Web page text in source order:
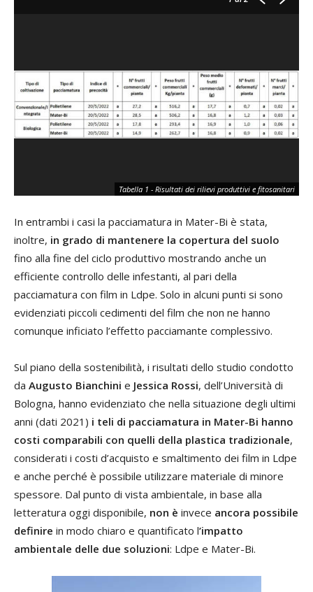
Tabella 1 - Risultati dei rilievi produttivi e fitosanitari
In entrambi i casi la pacciamatura in Mater-Bi è stata,
inoltre, in grado di mantenere la copertura del suolo
fino alla fine del ciclo produttivo mostrando anche un
efficiente controllo delle infestanti, al pari della
pacciamatura con film in Ldpe. Solo in alcuni punti si sono
evidenziati piccoli cedimenti del film che non ne hanno
comunque inficiato l’effetto pacciamante complessivo.
Sul piano della sostenibilità, i risultati dello studio condotto
da Augusto Bianchini e Jessica Rossi, dell’Università di
Bologna, hanno evidenziato che nella situazione degli ultimi
anni (dati 2021) i teli di pacciamatura in Mater-Bi hanno
costi comparabili con quelli della plastica tradizionale,
considerati i costi d’acquisto e smaltimento dei film in Ldpe
e anche perché è possibile utilizzare materiale di minore
spessore. Dal punto di vista ambientale, in base alla
letteratura oggi disponibile, non è invece ancora possibile
definire in modo chiaro e quantificato l’impatto
ambientale delle due soluzioni: Ldpe e Mater-Bi.